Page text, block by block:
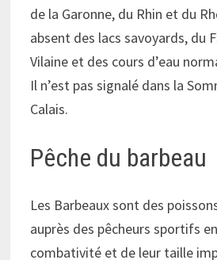
de la Garonne, du Rhin et du
absent des lacs savoyards, du
Vilaine et des cours d’eau
Il n’est pas signalé dans la
Calais.
Pêche du barbeau
Les Barbeaux sont des
auprès des pêcheurs sportifs
combativité et de leur taille